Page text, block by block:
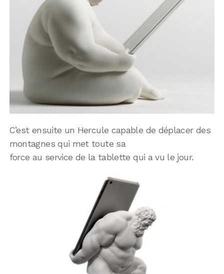
C’est ensuite un Hercule capable de déplacer des
montagnes qui met toute sa
force au service de la tablette qui a vu le jour.